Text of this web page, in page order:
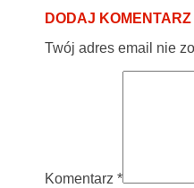
DODAJ KOMENTARZ
Twój adres email nie
Komentarz *